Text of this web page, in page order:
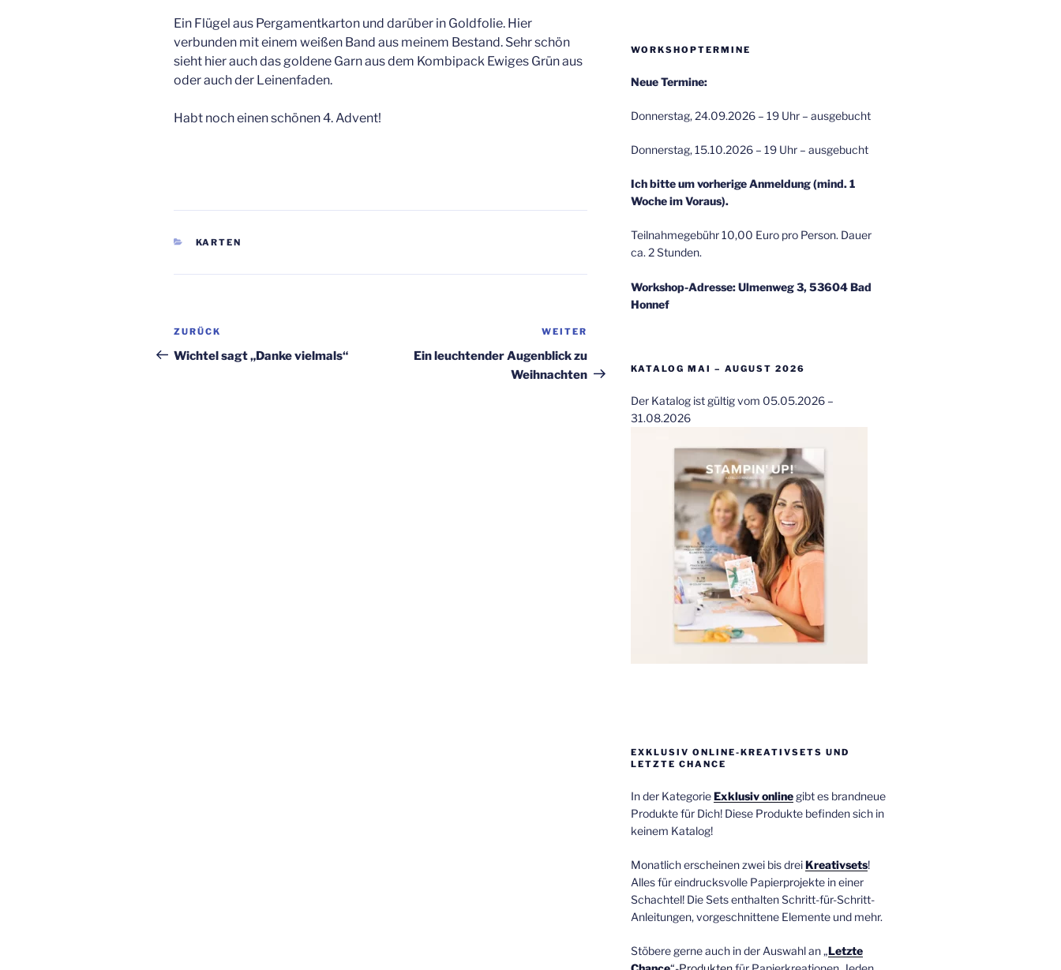
Ein Flügel aus Pergamentkarton und darüber in Goldfolie. Hier
verbunden mit einem weißen Band aus meinem Bestand. Sehr schön
sieht hier auch das goldene Garn aus dem Kombipack Ewiges Grün aus
oder auch der Leinenfaden.
Habt noch einen schönen 4. Advent!
KATEGORIEN
KARTEN
Beitragsnavigation
Vorheriger
Beitrag
ZURÜCK
Wichtel sagt „Danke vielmals“
Beitrag
WEITER
Ein leuchtender Augenblick zu
Weihnachten
WORKSHOPTERMINE
Neue Termine:
Donnerstag, 24.09.2026 – 19 Uhr – ausgebucht
Donnerstag, 15.10.2026 – 19 Uhr – ausgebucht
Ich bitte um vorherige Anmeldung (mind. 1
Woche im Voraus).
Teilnahmegebühr 10,00 Euro pro Person. Dauer
ca. 2 Stunden.
Workshop-Adresse: Ulmenweg 3, 53604 Bad
Honnef
KATALOG MAI – AUGUST 2026
Der Katalog ist gültig vom 05.05.2026 –
31.08.2026
EXKLUSIV ONLINE-KREATIVSETS UND
LETZTE CHANCE
In der KategorieExklusiv onlinegibt es brandneue
Produkte für Dich! Diese Produkte befinden sich in
keinem Katalog!
Monatlich erscheinen zwei bis drei Kreativsets!
Alles für eindrucksvolle Papierprojekte in einer
Schachtel! Die Sets enthalten Schritt-für-Schritt-
Anleitungen, vorgeschnittene Elemente und mehr.
Stöbere gerne auch in der Auswahl an „Letzte